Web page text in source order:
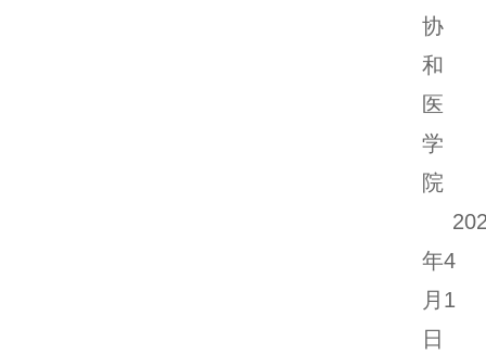
协
和
医
学
院
年4
月1
日